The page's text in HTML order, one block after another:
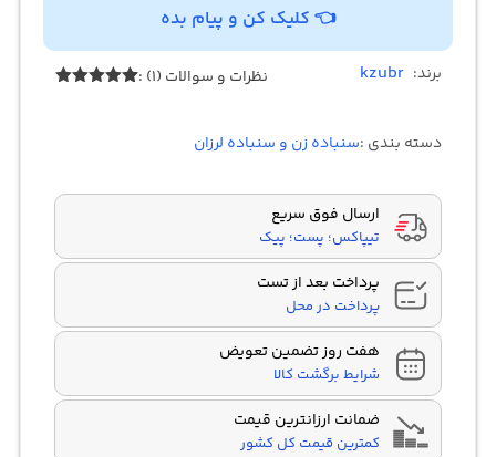
👈 کلیک کن و پیام بده
برند: kzubr نظرات و سوالات (1) :
دسته بندی :سنباده زن و سنباده لرزان
ارسال فوق سریع
تیپاکس؛ پست؛ پیک
پرداخت بعد از تست
پرداخت در محل
هفت روز تضمین تعویض
شرایط برگشت کالا
ضمانت ارزانترین قیمت
کمترین قیمت کل کشور